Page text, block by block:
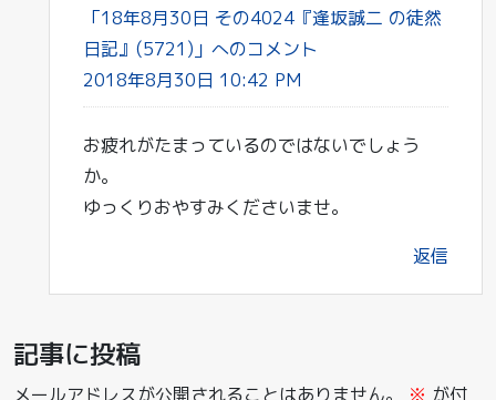
「18年8月30日 その4024『逢坂誠二 の徒然
日記』(5721)」へのコメント
2018年8月30日 10:42 PM
お疲れがたまっているのではないでしょう
か。
ゆっくりおやすみくださいませ。
返信
記事に投稿
メールアドレスが公開されることはありません。 ※ が付